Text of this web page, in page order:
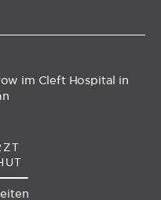
im Cleft Hospital in